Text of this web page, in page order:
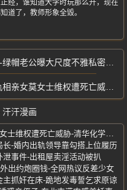
经，谁知道大学时玩那么开，现在
道了，教师形象全毁。
大尺度不雅私密照片-青岛设计师
士维权遭死亡威胁-清华化学博士
汗漫画
-婚内出轨领导靠勾搭上位履历
事件-出租屋卖淫活动被扒
出约炮圈钱-全网热议反差少女
抓奸在床-跪地发毒誓乞求原谅